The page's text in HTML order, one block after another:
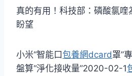
真的有用！科技部：磷酸氯喹
盼望
小米“智能口包養網dcard 罩”
盤算“淨化接收量”2020-02-1